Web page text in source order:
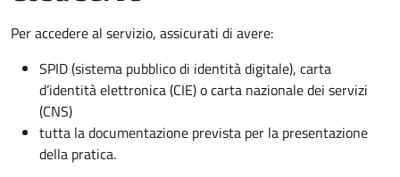
Per accedere al servizio, assicurati di avere:
SPID (sistema pubblico di identità digitale), carta
d’identità elettronica (CIE) o carta nazionale dei servizi
(CNS)
tutta la documentazione prevista per la presentazione
della pratica.